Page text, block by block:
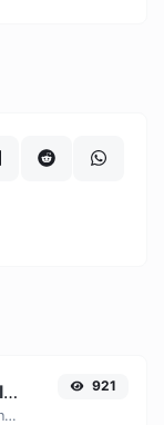
US Tons (us ton) to Milligrams (mg)
Convertissez facilement les unités de poids US Tons (us ton) en Milligrams (mg) grâce à ce convertisseur simple.
921